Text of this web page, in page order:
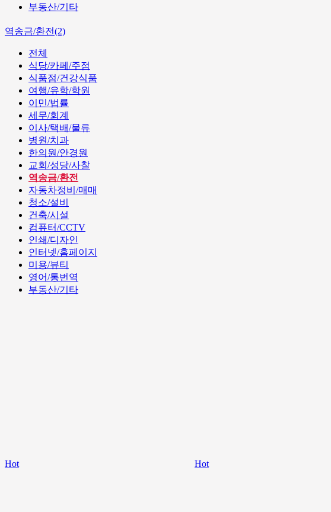
부동산/기타
역송금/환전(2)
전체
식당/카페/주점
식품점/건강식품
여행/유학/학원
이민/법률
세무/회계
이사/택배/물류
병원/치과
한의원/안경원
교회/성당/사찰
역송금/환전
자동차정비/매매
청소/설비
건축/시설
컴퓨터/CCTV
인쇄/디자인
인터넷/홈페이지
미용/뷰티
영어/통번역
부동산/기타
Hot Hot